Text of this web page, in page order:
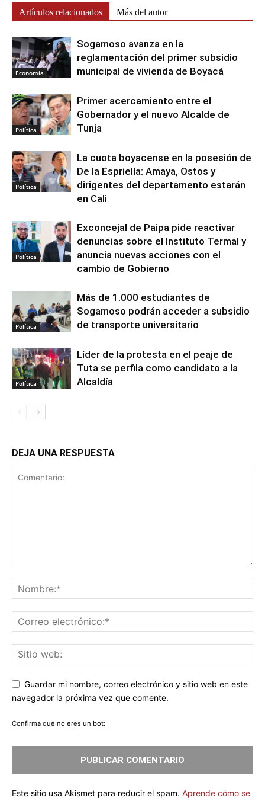
Artículos relacionados Más del autor
Economía
Sogamoso avanza en la
reglamentación del primer subsidio
municipal de vivienda de Boyacá
Política
Primer acercamiento entre el
Gobernador y el nuevo Alcalde de
Tunja
Política
La cuota boyacense en la posesión de
De la Espriella: Amaya, Ostos y
dirigentes del departamento estarán
en Cali
Política
Exconcejal de Paipa pide reactivar
denuncias sobre el Instituto Termal y
anuncia nuevas acciones con el
cambio de Gobierno
Política
Más de 1.000 estudiantes de
Sogamoso podrán acceder a subsidio
de transporte universitario
Política
Líder de la protesta en el peaje de
Tuta se perfila como candidato a la
Alcaldía
DEJA UNA RESPUESTA
Guardar mi nombre, correo electrónico y sitio web en este
navegador la próxima vez que comente.
Confirma que no eres un bot:
Este sitio usa Akismet para reducir el spam. Aprende cómo se